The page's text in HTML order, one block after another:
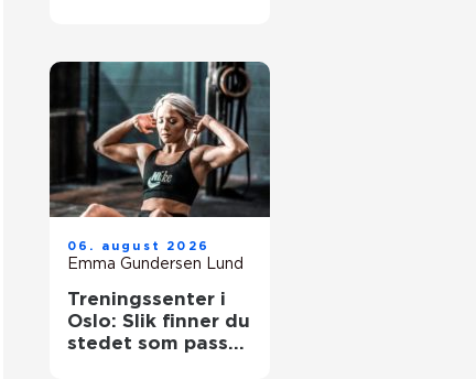
06. august 2026
Emma Gundersen Lund
Treningssenter i
Oslo: Slik finner du
stedet som passer